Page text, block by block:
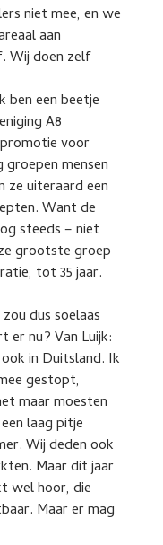
niet mee, en we
aan
Wij doen zelf
ben een beetje
A8
voor
mensen
ze uiteraard een
Want de
steeds – niet
grootste groep
tot 35 jaar.
dus soelaas
er nu? Van Luijk:
in Duitsland. Ik
gestopt,
maar moesten
laag pitje
Wij deden ook
Maar dit jaar
wel hoor, die
Maar er mag